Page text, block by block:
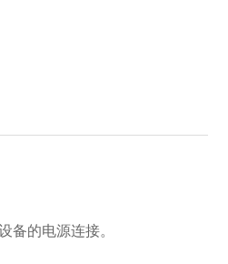
备的电源连接。